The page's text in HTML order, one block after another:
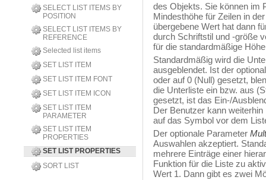
SELECT LIST ITEMS BY
POSITION
SELECT LIST ITEMS BY
REFERENCE
Selected list items
SET LIST ITEM
SET LIST ITEM FONT
SET LIST ITEM ICON
SET LIST ITEM
PARAMETER
SET LIST ITEM
PROPERTIES
SET LIST PROPERTIES
SORT LIST
des Objekts. Sie können im
Mindesthöhe für Zeilen in
übergebene Wert hat dann
durch Schriftstil und -größe
für die standardmäßige
Standardmäßig wird die
ausgeblendet. Ist der
oder auf 0 (Null) gesetzt,
die Unterliste ein bzw. aus
gesetzt, ist das Ein-/
Der Benutzer kann
auf das Symbol vor dem
Der optionale Parameter
Auswahlen akzeptiert.
mehrere Einträge einer
Funktion für die Liste zu
Wert 1. Dann gibt es zwei